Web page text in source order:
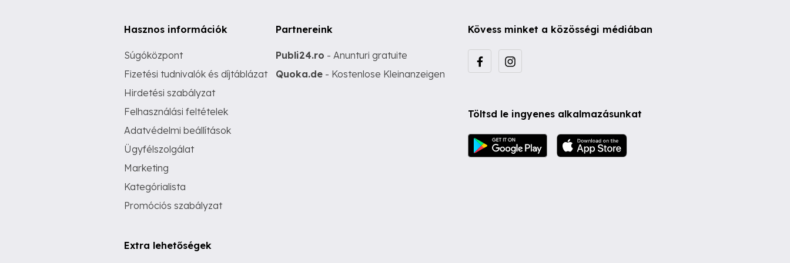
Hasznos információk
Súgóközpont
Fizetési tudnivalók és díjtáblázat
Hirdetési szabályzat
Felhasználási feltételek
Adatvédelmi beállítások
Ügyfélszolgálat
Marketing
Kategórialista
Promóciós szabályzat
Extra lehetőségek
Partnereink
Publi24.ro - Anunturi gratuite
Quoka.de - Kostenlose Kleinanzeigen
Kövess minket a közösségi médiában
Töltsd le ingyenes alkalmazásunkat